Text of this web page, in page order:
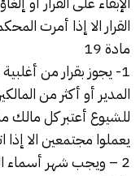
القرار الا إذا أمرت
مادة 19
1- يجوز بقرار من
المدير أو أكثر من
للشيوع أعتبر كل مالك
يعملوا مجتمعين الا
2 – ويجب شهر أسماء المديرين فى صحيفة تسجيل السفينة .